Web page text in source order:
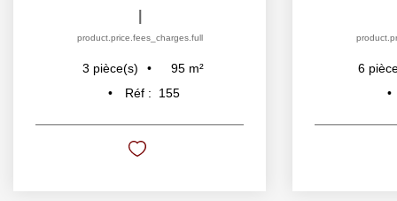
product.price.fees_charges.full
3 pièce(s) 95 m²
Réf :
155
6